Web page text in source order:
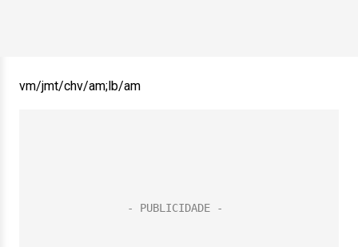
vm/jmt/chv/am;lb/am